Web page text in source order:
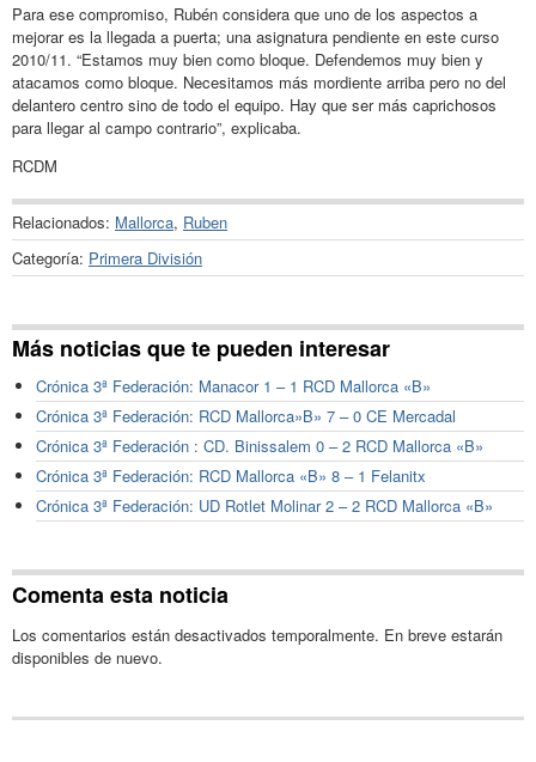
Para ese compromiso, Rubén considera que uno de los aspectos a
mejorar es la llegada a puerta; una asignatura pendiente en este curso
2010/11. “Estamos muy bien como bloque. Defendemos muy bien y
atacamos como bloque. Necesitamos más mordiente arriba pero no del
delantero centro sino de todo el equipo. Hay que ser más caprichosos
para llegar al campo contrario”, explicaba.
RCDM
Relacionados: Mallorca, Ruben
Categoría: Primera División
Más noticias que te pueden interesar
Crónica 3ª Federación: Manacor 1 – 1 RCD Mallorca «B»
Crónica 3ª Federación: RCD Mallorca»B» 7 – 0 CE Mercadal
Crónica 3ª Federación : CD. Binissalem 0 – 2 RCD Mallorca «B»
Crónica 3ª Federación: RCD Mallorca «B» 8 – 1 Felanitx
Crónica 3ª Federación: UD Rotlet Molinar 2 – 2 RCD Mallorca «B»
Comenta esta noticia
Los comentarios están desactivados temporalmente. En breve estarán
disponibles de nuevo.